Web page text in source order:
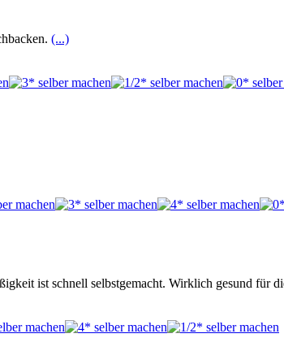
(...)
ist schnell selbstgemacht. Wirklich gesund für